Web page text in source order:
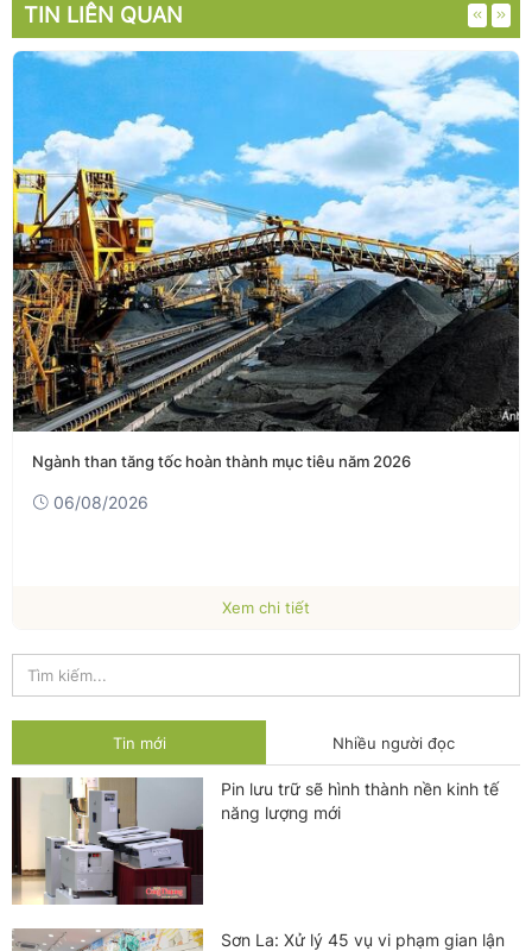
TIN LIÊN QUAN
Ngành than tăng tốc hoàn thành mục tiêu năm 2026
06/08/2026
Xem chi tiết
Tin mới Nhiều người đọc
Pin lưu trữ sẽ hình thành nền kinh tế
năng lượng mới
Sơn La: Xử lý 45 vụ vi phạm gian lận